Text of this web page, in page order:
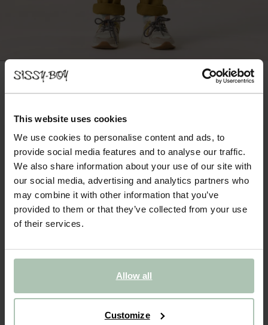
This website uses cookies
We use cookies to personalise content and ads, to
provide social media features and to analyse our traffic.
We also share information about your use of our site with
our social media, advertising and analytics partners who
may combine it with other information that you’ve
provided to them or that they’ve collected from your use
of their services.
Allow all
Customize
Donkergroene pull on cargo broek
54.9932.99
Kies jouw maat
98-104 110-116 122-128 134-140 146-152
BEKIJK WINKELVOORRAAD
Gratis verzending naar winkel